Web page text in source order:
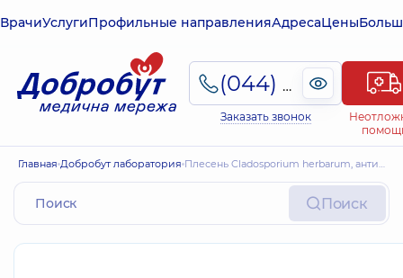
ВрачиУслугиПрофильные направленияАдресаЦены
(044) 495-2-888
Заказать звонок
Главная Добробут лаборатория Плесень Cladosporium herbarum, антитела IgE
Поиск